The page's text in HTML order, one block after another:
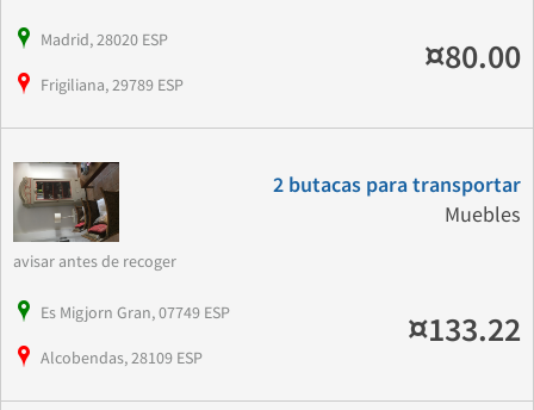
Madrid, 28020 ESP
Frigiliana, 29789 ESP
¤80.00
2 butacas para transportar
Muebles
avisar antes de recoger
Es Migjorn Gran, 07749 ESP
Alcobendas, 28109 ESP
¤133.22